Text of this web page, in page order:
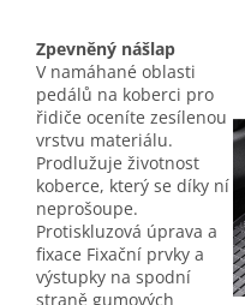
Zpevněný nášlap
V namáhané oblasti
pedálů na koberci pro
řidiče oceníte zesílenou
vrstvu materiálu.
Prodlužuje životnost
koberce, který se díky ní
neprošoupe.
Protiskluzová úprava a
fixace Fixační prvky a
výstupky na spodní
straně gumových